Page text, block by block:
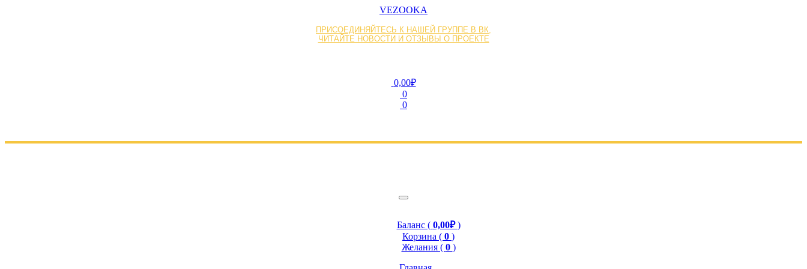
VEZOOKA
ПРИСОЕДИНЯЙТЕСЬ К НАШЕЙ ГРУППЕ В ВК,
ЧИТАЙТЕ НОВОСТИ И ОТЗЫВЫ О ПРОЕКТЕ
0,00₽
0
0
Баланс ( 0,00₽)
Корзина ( 0 )
Желания ( 0 )